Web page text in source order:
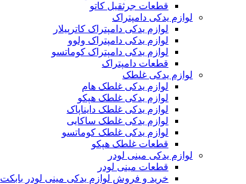
قطعات جرثقیل کاتو
لوازم یدکی دامپتراک
لوازم یدکی دامپتراک کاترپیلار
لوازم یدکی دامپتراک ولوو
لوازم یدکی دامپتراک کوماتسو
قطعات دامپتراک
لوازم یدکی غلطک
لوازم یدکی غلطک هام
لوازم یدکی غلطک هپکو
لوازم یدکی غلطک دایناپاک
لوازم یدکی غلطک ساکایی
لوازم یدکی غلطک کوماتسو
قطعات غلطک هپکو
لوازم یدکی مینی لودر
قطعات مینی لودر
خرید و فروش لوازم یدکی مینی لودر بابکت